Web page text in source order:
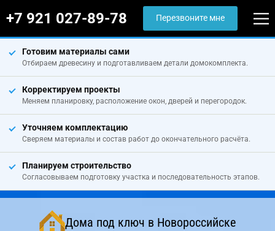
+7 921 027-89-78 Перезвоните мне
Готовим материалы сами
Отбираем древесину и подготавливаем детали домокомплекта.
Корректируем проекты
Меняем планировку, расположение окон, дверей и перегородок.
Уточняем комплектацию
Сверяем материалы и состав работ до окончательного расчёта.
Планируем строительство
Согласовываем подготовку участка и последовательность этапов.
Дома под ключ в Новороссийске